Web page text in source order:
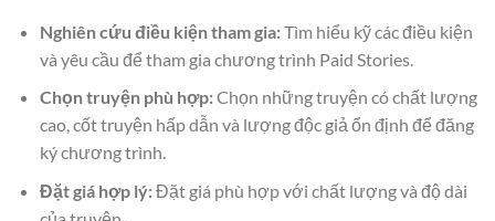
Nghiên cứu điều kiện tham gia:Tìm hiểu kỹ các điều kiện
và yêu cầu để tham gia chương trình Paid Stories.
Chọn truyện phù hợp:Chọn những truyện có chất lượng
cao, cốt truyện hấp dẫn và lượng độc giả ổn định để đăng
ký chương trình.
Đặt giá hợp lý:Đặt giá phù hợp với chất lượng và độ dài